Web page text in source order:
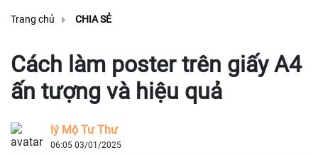
Trang chủ CHIA SẺ
Cách làm poster trên giấy A4
ấn tượng và hiệu quả
lý Mộ Tư Thư
06:05 03/01/2025